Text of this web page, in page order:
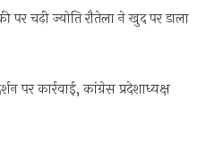
पर चढ़ी ज्योति रौतेला ने खुद पर डाला
पर कार्रवाई, कांग्रेस प्रदेशाध्यक्ष